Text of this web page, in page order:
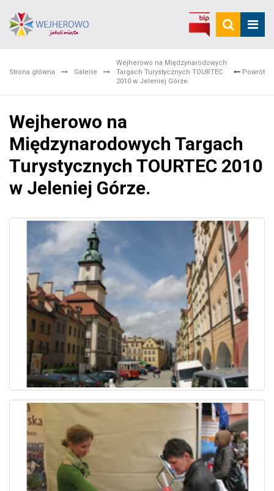
Strona główna Galerie
Wejherowo na Międzynarodowych
Targach Turystycznych TOURTEC
2010 w Jeleniej Górze.
Powrót
Wejherowo na
Międzynarodowych Targach
Turystycznych TOURTEC 2010
w Jeleniej Górze.